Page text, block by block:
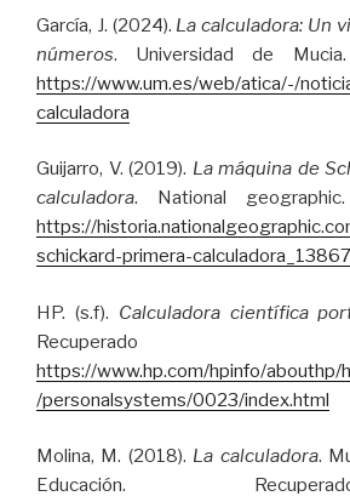
García, J. (2024). La calculadora: Un
números. Universidad de
https://www.um.es/web/atica/-/
calculadora
Guijarro, V. (2019). La máquina de
calculadora. National
https://
schickard-primera-calculadora_13867
HP. (s.f). Calculadora científica
https://www.hp.com/hpinfo/abouthp/
/personalsystems/0023/index.html
Molina, M. (2018). La calculadora.
Educación.